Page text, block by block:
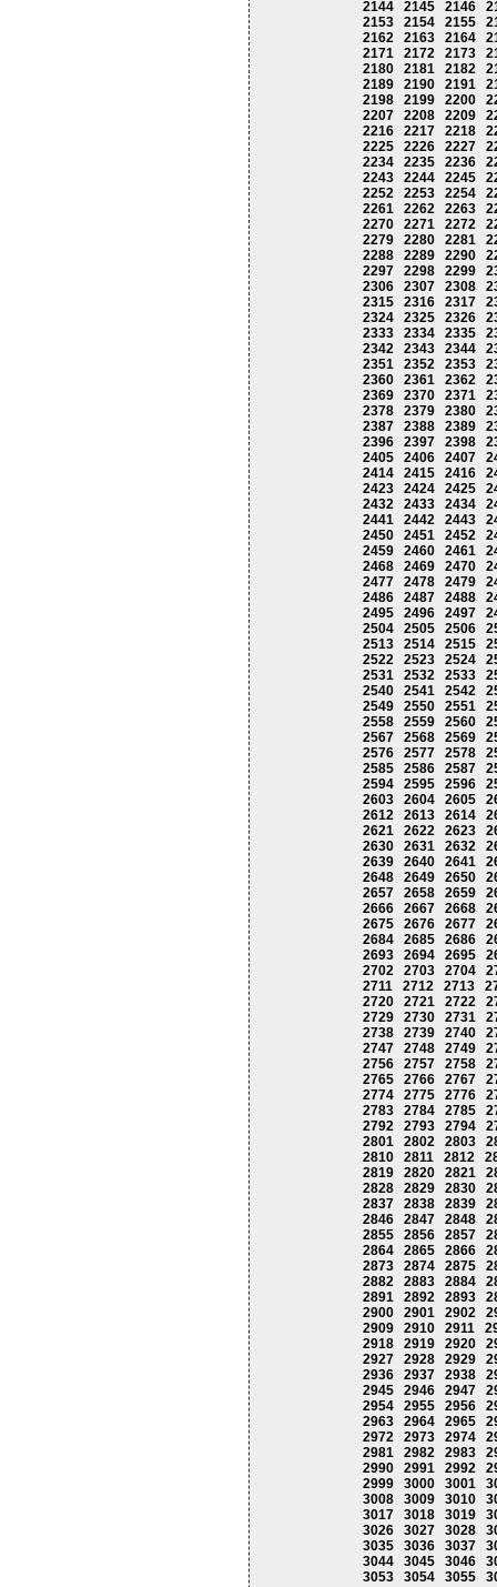
2144 2145 2146
2153
2154 2155
2162
2163 2164
2171
2172 2173
2180
2181 2182
2189
2190 2191
2198
2199 2200
2207
2208 2209
2216
2217 2218
2225
2226 2227
2234
2235 2236
2243
2244 2245
2252
2253 2254
2261
2262 2263
2270
2271 2272
2279
2280 2281
2288
2289 2290
2297
2298 2299
2306
2307 2308
2315
2316 2317
2324
2325 2326
2333
2334 2335
2342
2343 2344
2351
2352 2353
2360
2361 2362
2369
2370 2371
2378
2379 2380
2387
2388 2389
2396
2397 2398
2405
2406 2407
2414
2415 2416
2423
2424 2425
2432
2433 2434
2441
2442 2443
2450
2451 2452
2459
2460 2461
2468
2469 2470
2477
2478 2479
2486
2487 2488
2495
2496 2497
2504
2505 2506
2513
2514 2515
2522
2523 2524
2531
2532 2533
2540
2541 2542
2549
2550 2551
2558
2559 2560
2567
2568 2569
2576
2577 2578
2585
2586 2587
2594
2595 2596
2603
2604 2605
2612
2613 2614
2621
2622 2623
2630
2631 2632
2639
2640 2641
2648
2649 2650
2657
2658 2659
2666
2667 2668
2675
2676 2677
2684
2685 2686
2693
2694 2695
2702
2703 2704
2711
2712 2713
2720
2721 2722
2729
2730 2731
2738
2739 2740
2747
2748 2749
2756
2757 2758
2765
2766 2767
2774
2775 2776
2783
2784 2785
2792
2793 2794
2801
2802 2803
2810
2811 2812
2819
2820 2821
2828
2829 2830
2837
2838 2839
2846
2847 2848
2855
2856 2857
2864
2865 2866
2873
2874 2875
2882
2883 2884
2891
2892 2893
2900
2901 2902
2909
2910 2911
2918
2919 2920
2927
2928 2929
2936
2937 2938
2945
2946 2947
2954
2955 2956
2963
2964 2965
2972
2973 2974
2981
2982 2983
2990
2991 2992
2999
3000 3001
3008
3009 3010
3017
3018 3019
3026
3027 3028
3035
3036 3037
3044
3045 3046
3053
3054 3055